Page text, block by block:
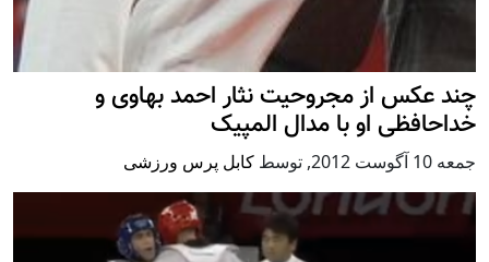
چند عکس از مجروحیت نثار احمد بهاوی و
خداحافظی او با مدال المپیک
جمعه 10 آگوست 2012 , توسط کابل پرس ورزشی